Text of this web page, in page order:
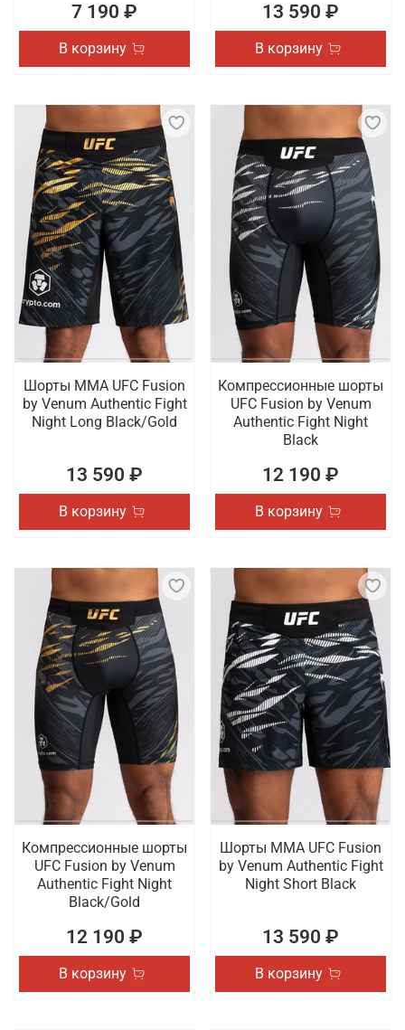
7 190 ₽
В корзину
13 590 ₽
В корзину
Шорты ММА UFC Fusion
by Venum Authentic Fight
Night Long Black/Gold
13 590 ₽
В корзину
Компрессионные шорты
UFC Fusion by Venum
Authentic Fight Night
Black
12 190 ₽
В корзину
Компрессионные шорты
UFC Fusion by Venum
Authentic Fight Night
Black/Gold
12 190 ₽
В корзину
Шорты ММА UFC Fusion
by Venum Authentic Fight
Night Short Black
13 590 ₽
В корзину